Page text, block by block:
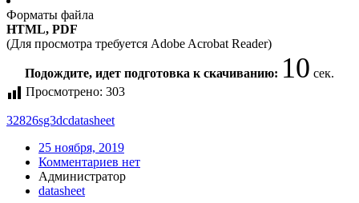
Форматы файла
HTML, PDF
(Для просмотра требуется Adobe Acrobat Reader)
Подождите, идет подготовка к скачиванию: 10 сек.
Просмотрено: 303
32826sg3dcdatasheet
25 ноября, 2019
Комментариев нет
Администратор
datasheet